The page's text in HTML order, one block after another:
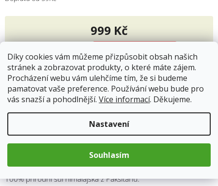
Díky cookies vám můžeme přizpůsobit obsah našich
stránek a zobrazovat produkty, o které máte zájem.
Procházení webu vám ulehčíme tím, že si budeme
pamatovat vaše preference. Používání webu bude pro
vás snazší a pohodlnější. Více informací. Děkujeme.
Nastavení
Souhlasím
999 Kč
Měrná
Přidat do košíku
Popis Hodnocení (1)
teplé pokrmy. Je velmi bohatá na esenciální přírodní minerály v
přírodní podobě zejména vysoký obsahu draslíku, nízký obsah
sodíku a dále obsahuje železo, hořčík, zinek, mangan. Tato sůl je
100% přírodní sůl himalájská z Páksitánu.